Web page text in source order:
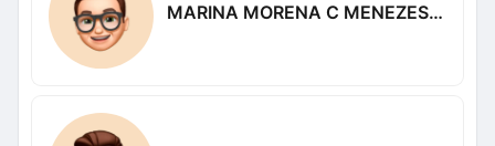
MARINA MORENA C MENEZES LIMA